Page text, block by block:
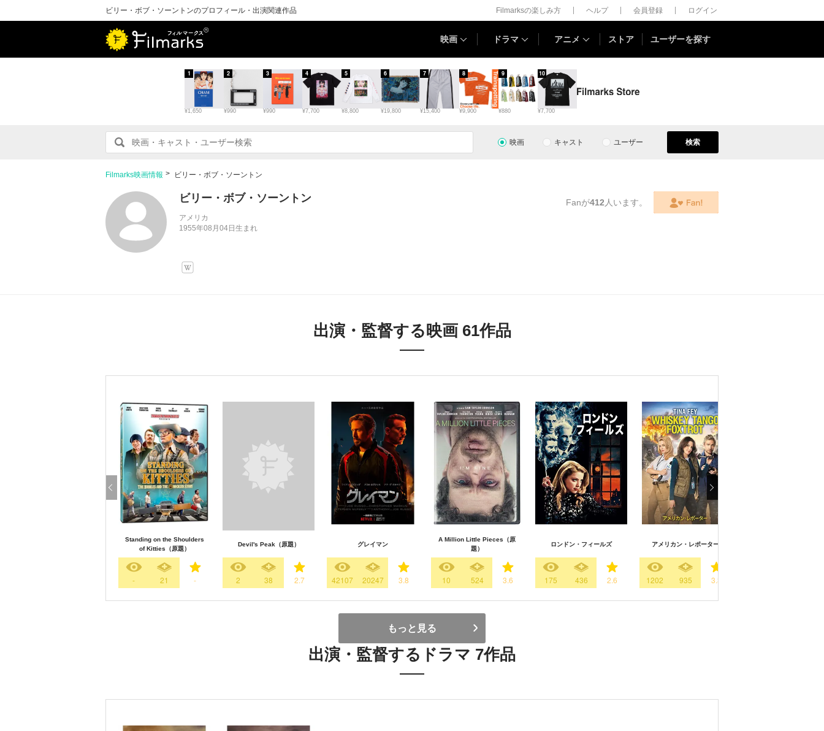
ビリー・ボブ・ソーントンのプロフィール・出演関連作品 Filmarksの楽しみ方 ヘルプ 会員登録 ログイン
映画 ドラマ アニメ ストア ユーザーを探す
¥1,650
1
¥990
2
¥990
3
¥7,700
4
¥8,800
5
¥19,800
6
¥15,400
7
¥9,900
8
¥880
9
¥7,700
10
映画 キャスト ユーザー 検索
Filmarks映画情報 ビリー・ボブ・ソーントン
ビリー・ボブ・ソーントン
アメリカ
1955年08月04日生まれ
Fanが412 人います。
出演・監督する映画 61作品
Standing on the Shoulders
of Kitties（原題）
- 21 -
Devil's Peak（原題）
2 38 2.7
グレイマン
42107 20247 3.8
A Million Little Pieces（原
題）
10 524 3.6
ロンドン・フィールズ
175 436 2.6
アメリカン・レポーター
1202 935 3.3
もっと見る
出演・監督するドラマ 7作品